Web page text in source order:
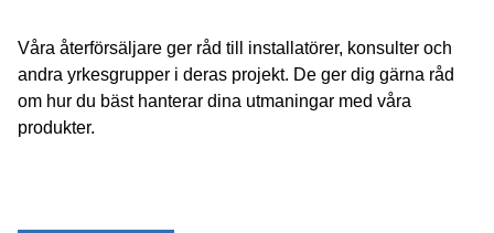
Våra återförsäljare ger råd till installatörer, konsulter och
andra yrkesgrupper i deras projekt. De ger dig gärna råd
om hur du bäst hanterar dina utmaningar med våra
produkter.